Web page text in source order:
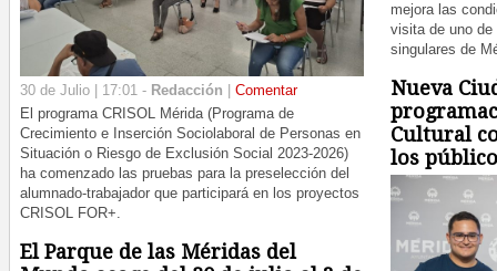
30 de Julio | 17:01 - Redacción
Comentar
El programa CRISOL Mérida (Programa de
Crecimiento e Inserción Sociolaboral de Personas en
Situación o Riesgo de Exclusión Social 2023-2026)
ha comenzado las pruebas para la preselección del
alumnado-trabajador que participará en los proyectos
CRISOL FOR+.
El Parque de las Méridas del
mejora las
visita de uno
singulares de
Nueva
Cultural
los